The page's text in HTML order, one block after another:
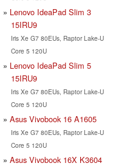
Lenovo IdeaPad Slim 3
15IRU9
Iris Xe G7 80EUs, Raptor Lake-U
Core 5 120U
Lenovo IdeaPad Slim 5
15IRU9
Iris Xe G7 80EUs, Raptor Lake-U
Core 5 120U
Asus Vivobook 16 A1605
Iris Xe G7 80EUs, Raptor Lake-U
Core 5 120U
Asus Vivobook 16X K3604